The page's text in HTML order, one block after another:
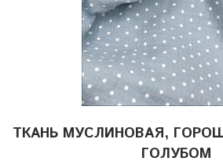
ТКАНЬ МУСЛИНОВАЯ,
ГОЛУБОМ